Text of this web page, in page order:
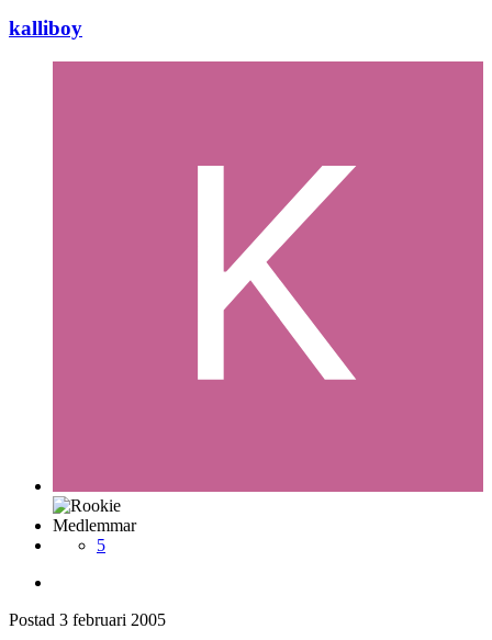
kalliboy
Medlemmar
5
Postad 3 februari 2005